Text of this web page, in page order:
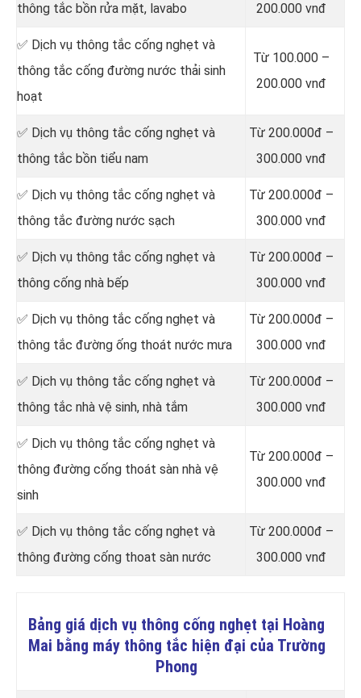
thông tắc bồn rửa mặt, lavabo
200.000 vnđ
‎✅ Dịch vụ thông tắc cống nghẹt và
thông tắc cống đường nước thải sinh
hoạt
Từ 100.000 –
200.000 vnđ
✅ Dịch vụ thông tắc cống nghẹt và
thông tắc bồn tiểu nam
Từ 200.000đ –
300.000 vnđ
✅ Dịch vụ thông tắc cống nghẹt và
thông tắc đường nước sạch
Từ 200.000đ –
300.000 vnđ
✅ Dịch vụ thông tắc cống nghẹt và
thông cống nhà bếp
Từ 200.000đ –
300.000 vnđ
✅ Dịch vụ thông tắc cống nghẹt và
thông tắc đường ống thoát nước mưa
Từ 200.000đ –
300.000 vnđ
✅ Dịch vụ thông tắc cống nghẹt và
thông tắc nhà vệ sinh, nhà tắm
Từ 200.000đ –
300.000 vnđ
✅ Dịch vụ thông tắc cống nghẹt và
thông đường cống thoát sàn nhà vệ
sinh
Từ 200.000đ –
300.000 vnđ
✅ Dịch vụ thông tắc cống nghẹt và
thông đường cống thoat sàn nước
Từ 200.000đ –
300.000 vnđ
Bảng giá dịch vụ thông cống nghẹt tại Hoàng
Mai bằng máy thông tắc hiện đại của Trường
Phong